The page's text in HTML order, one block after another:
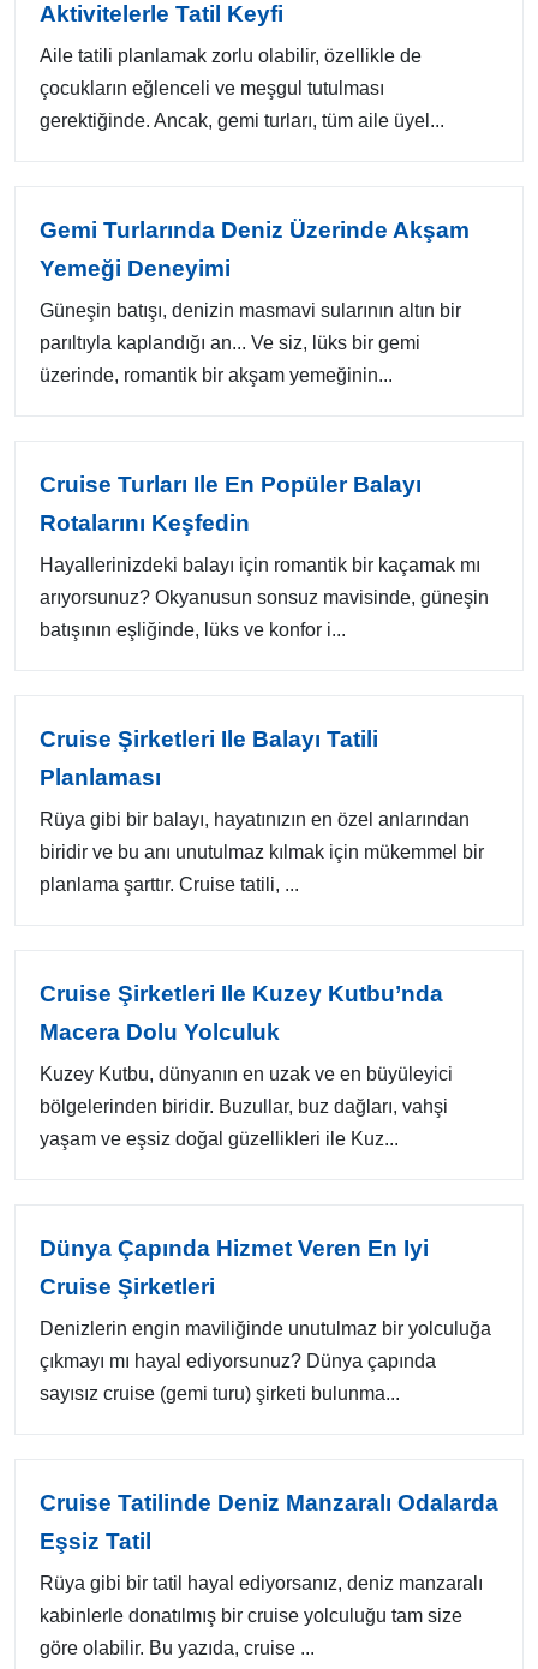
Aktivitelerle Tatil Keyfi
Aile tatili planlamak zorlu olabilir, özellikle de
çocukların eğlenceli ve meşgul tutulması
gerektiğinde. Ancak, gemi turları, tüm aile üyel...
Gemi Turlarında Deniz Üzerinde Akşam
Yemeği Deneyimi
Güneşin batışı, denizin masmavi sularının altın bir
parıltıyla kaplandığı an... Ve siz, lüks bir gemi
üzerinde, romantik bir akşam yemeğinin...
Cruise Turları Ile En Popüler Balayı
Rotalarını Keşfedin
Hayallerinizdeki balayı için romantik bir kaçamak mı
arıyorsunuz? Okyanusun sonsuz mavisinde, güneşin
batışının eşliğinde, lüks ve konfor i...
Cruise Şirketleri Ile Balayı Tatili
Planlaması
Rüya gibi bir balayı, hayatınızın en özel anlarından
biridir ve bu anı unutulmaz kılmak için mükemmel bir
planlama şarttır. Cruise tatili, ...
Cruise Şirketleri Ile Kuzey Kutbu’nda
Macera Dolu Yolculuk
Kuzey Kutbu, dünyanın en uzak ve en büyüleyici
bölgelerinden biridir. Buzullar, buz dağları, vahşi
yaşam ve eşsiz doğal güzellikleri ile Kuz...
Dünya Çapında Hizmet Veren En Iyi
Cruise Şirketleri
Denizlerin engin maviliğinde unutulmaz bir yolculuğa
çıkmayı mı hayal ediyorsunuz? Dünya çapında
sayısız cruise (gemi turu) şirketi bulunma...
Cruise Tatilinde Deniz Manzaralı Odalarda
Eşsiz Tatil
Rüya gibi bir tatil hayal ediyorsanız, deniz manzaralı
kabinlerle donatılmış bir cruise yolculuğu tam size
göre olabilir. Bu yazıda, cruise ...